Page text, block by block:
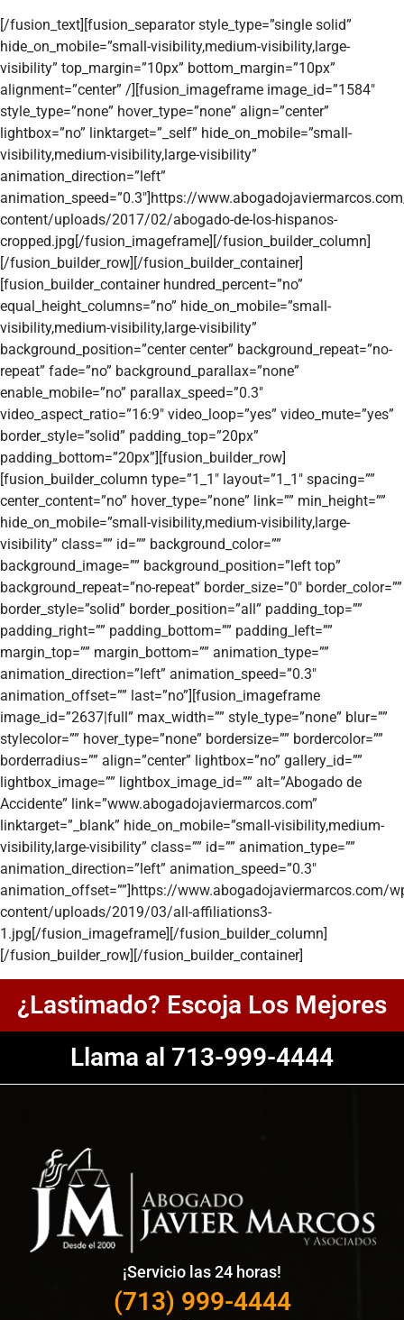
[/fusion_text][fusion_separator style_type=”single solid”
hide_on_mobile=”small-visibility,medium-visibility,large-
visibility” top_margin=”10px” bottom_margin=”10px”
alignment=”center” /][fusion_imageframe image_id=”1584″
style_type=”none” hover_type=”none” align=”center”
lightbox=”no” linktarget=”_self” hide_on_mobile=”small-
visibility,medium-visibility,large-visibility”
animation_direction=”left”
animation_speed=”0.3″]https://
content/uploads/2017/02/abogado-de-los-hispanos-
cropped.jpg[/fusion_imageframe][/fusion_builder_column]
[/fusion_builder_row][/fusion_builder_container]
[fusion_builder_container hundred_percent=”no”
equal_height_columns=”no” hide_on_mobile=”small-
visibility,medium-visibility,large-visibility”
background_position=”center center” background_repeat=”no-
repeat” fade=”no” background_parallax=”none”
enable_mobile=”no” parallax_speed=”0.3″
video_aspect_ratio=”16:9″ video_loop=”yes” video_mute=”yes”
border_style=”solid” padding_top=”20px”
padding_bottom=”20px”][fusion_builder_row]
[fusion_builder_column type=”1_1″ layout=”1_1″ spacing=””
center_content=”no” hover_type=”none” link=”” min_height=””
hide_on_mobile=”small-visibility,medium-visibility,large-
visibility” class=”” id=”” background_color=””
background_image=”” background_position=”left top”
background_repeat=”no-repeat” border_size=”0″ border_color=””
border_style=”solid” border_position=”all” padding_top=””
padding_right=”” padding_bottom=”” padding_left=””
margin_top=”” margin_bottom=”” animation_type=””
animation_direction=”left” animation_speed=”0.3″
animation_offset=”” last=”no”][fusion_imageframe
image_id=”2637|full” max_width=”” style_type=”none” blur=””
stylecolor=”” hover_type=”none” bordersize=”” bordercolor=””
borderradius=”” align=”center” lightbox=”no” gallery_id=””
lightbox_image=”” lightbox_image_id=”” alt=”Abogado de
Accidente” link=”www.abogadojaviermarcos.com”
linktarget=”_blank” hide_on_mobile=”small-visibility,medium-
visibility,large-visibility” class=”” id=”” animation_type=””
animation_direction=”left” animation_speed=”0.3″
animation_offset=””]https://www.abogadojaviermarcos.com/
content/uploads/2019/03/all-affiliations3-
1.jpg[/fusion_imageframe][/fusion_builder_column]
[/fusion_builder_row][/fusion_builder_container]
¿Lastimado? Escoja Los Mejores
Llama al 713-999-4444
¡Servicio las 24 horas!
(713) 999-4444